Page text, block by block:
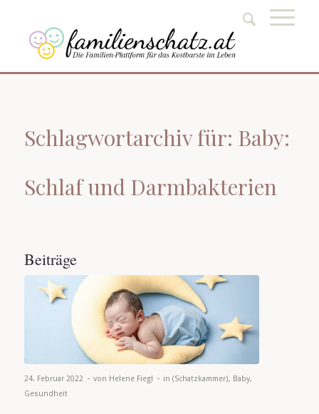
Schlagwortarchiv für: Baby:
Schlaf und Darmbakterien
Beiträge
24. Februar 2022 - von Helene Fiegl - in (Schatzkammer), Baby,
Gesundheit